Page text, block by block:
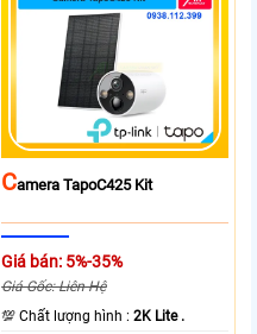
CAmera TapoC425 Kit
Giá bán: 5%-35%
Giá Gốc: Liên Hệ
💯 Chất lượng hình :2K Lite .